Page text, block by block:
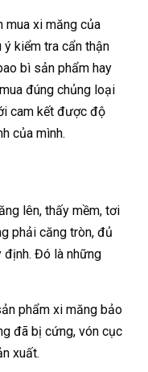
mua xi măng của
ý kiểm tra cẩn thận
bì sản phẩm hay
đúng chủng loại
cam kết được độ
của mình.
lên, thấy mềm, tơi
phải căng tròn, đủ
định. Đó là những
phẩm xi măng bảo
đã bị cứng, vón cục
xuất.